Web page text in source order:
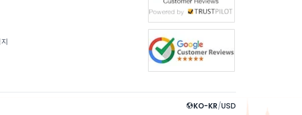
KO-KR/USD